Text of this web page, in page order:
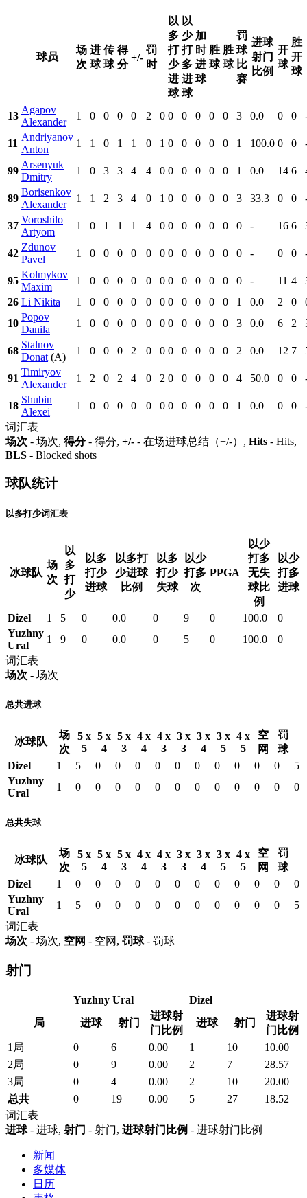
球员
场
次
进
球
传
球
得
分
+/-
罚
时
以
多
打
少
进
球
以
少
打
多
进
球
加
时
进
球
胜
球
胜
球
罚
球
比
赛
进球
射门
比例
开
球
胜
开
球
13
Agapov
Alexander
1 0 0 0 0 2 0 0 0 0 0 0 3 0.0 0 0
11
Andriyanov
Anton
1 1 0 1 1 0 1 0 0 0 0 0 1 100.0 0 0
99
Arsenyuk
Dmitry
1 0 3 3 4 4 0 0 0 0 0 0 1 0.0 14 6
89
Borisenkov
Alexander
1 1 2 3 4 0 1 0 0 0 0 0 3 33.3 0 0
37
Voroshilo
Artyom
1 0 1 1 1 4 0 0 0 0 0 0 0 - 16 6
42
Zdunov
Pavel
1 0 0 0 0 0 0 0 0 0 0 0 0 - 0 0
95
Kolmykov
Maxim
1 0 0 0 0 0 0 0 0 0 0 0 0 - 11 4
26 Li Nikita 1 0 0 0 0 0 0 0 0 0 0 0 1 0.0 2 0
10
Popov
Danila
1 0 0 0 0 0 0 0 0 0 0 0 3 0.0 6 2
68
Stalnov
Donat (A)
1 0 0 0 2 0 0 0 0 0 0 0 2 0.0 12 7
91
Timiryov
Alexander
1 2 0 2 4 0 2 0 0 0 0 0 4 50.0 0 0
18
Shubin
Alexei
1 0 0 0 0 0 0 0 0 0 0 0 1 0.0 0 0
词汇表
场次 - 场次, 得分- 得分, +/- - 在场进球总结（+/-）, Hits - Hits,
BLS - Blocked shots
球队统计
以多打少词汇表
冰球队
场
次
以
多
打
少
以多
打少
进球
以多打
少进球
比例
以多
打少
失球
以少
打多
次
PPGA
以少
打多
无失
球比
例
以少
打多
进球
Dizel 1 5 0 0.0 0 9 0 100.0
0
Yuzhny
Ural
1 9 0 0.0 0 5 0 100.0
0
词汇表
场次 - 场次
总共进球
冰球队
场
次
5 x
5
5 x
4
5 x
3
4 x
4
4 x
3
3 x
3
3 x
4
3 x
5
4 x
5
空
网
罚
球
Dizel
1 5 0 0 0 0 0 0 0 0 0 0
5
Yuzhny
Ural
1 0 0 0 0 0 0 0 0 0 0 0 0
总共失球
冰球队
场
次
5 x
5
5 x
4
5 x
3
4 x
4
4 x
3
3 x
3
3 x
4
3 x
5
4 x
5
空
网
罚
球
Dizel
1 0 0 0 0 0 0 0 0 0 0 0
0
Yuzhny
Ural
1 5 0 0 0 0 0 0 0 0 0 0
5
词汇表
场次 - 场次, 空网 - 空网, 罚球- 罚球
射门
Yuzhny Ural
Dizel
局
进球 射门
进球射
门比例
进球 射门
进球射
门比例
1局
0 6 0.00 1 10
10.00
2局
0 9 0.00 2 7
28.57
3局
0 4 0.00 2 10
20.00
总共
0 19 0.00 5 27
18.52
词汇表
进球- 进球, 射门 - 射门, 进球射门比例 - 进球射门比例
新闻
多媒体
日历